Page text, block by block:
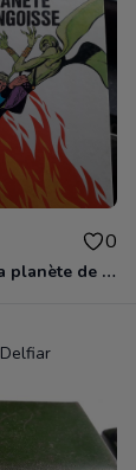
0
Luc Orient -La planète de l'angoisse
Delfiar